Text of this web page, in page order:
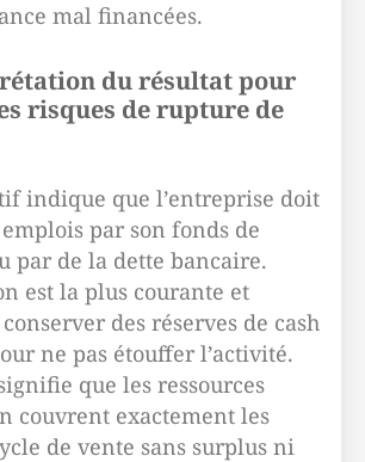
mal financées.
du résultat pour
risques de rupture de
indique que l’entreprise doit
par son fonds de
par de la dette bancaire.
est la plus courante et
des réserves de cash
ne pas étouffer l’activité.
que les ressources
couvrent exactement les
de vente sans surplus ni